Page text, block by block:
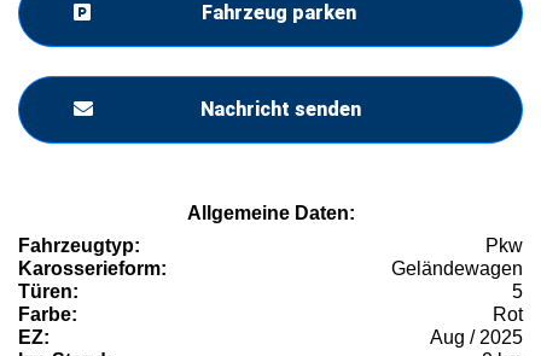
Fahrzeug parken
Nachricht senden
Allgemeine Daten:
Fahrzeugtyp:
Pkw
Karosserieform:
Geländewagen
Türen:
5
Farbe:
Rot
EZ:
Aug / 2025